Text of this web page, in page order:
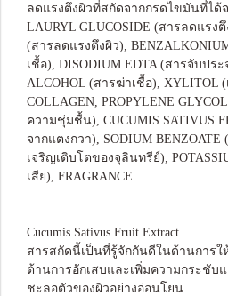
ลดแรงตึงผิวที่สกัดจากกรดไขมันที่ได้
LAURYL GLUCOSIDE (สารลดแรงตึ
(สารลดแรงตึงผิว),
เชื้อ), DISODIUM EDTA (สารจับประ
ALCOHOL (สารฆ่าเชื้อ), XYLITOL
COLLAGEN, PROPYLENE
ความชุ่มชื้น), CUCUMIS SATIVUS
จากแตงกวา), SODIUM
เจริญเติบโตของจุลินทรีย์),
เสีย), FRAGRANCE
Cucumis Sativus Fruit Extract
สารสกัดนี้เป็นที่รู้จักกันดีในด้านการ
ต้านการอักเสบและเพิ่มความกระชับ
ชะลอตัวของผิวอย่างอ่อนโยน